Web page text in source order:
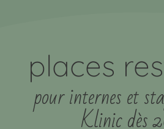
places
pour internes et
Klinic dès